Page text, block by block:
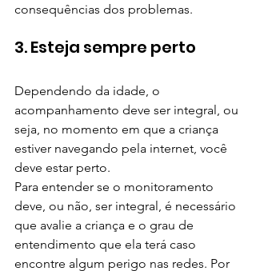
consequências dos problemas.
3. Esteja sempre perto
Dependendo da idade, o
acompanhamento deve ser integral, ou
seja, no momento em que a criança
estiver navegando pela internet, você
deve estar perto.
Para entender se o monitoramento
deve, ou não, ser integral, é necessário
que avalie a criança e o grau de
entendimento que ela terá caso
encontre algum perigo nas redes. Por